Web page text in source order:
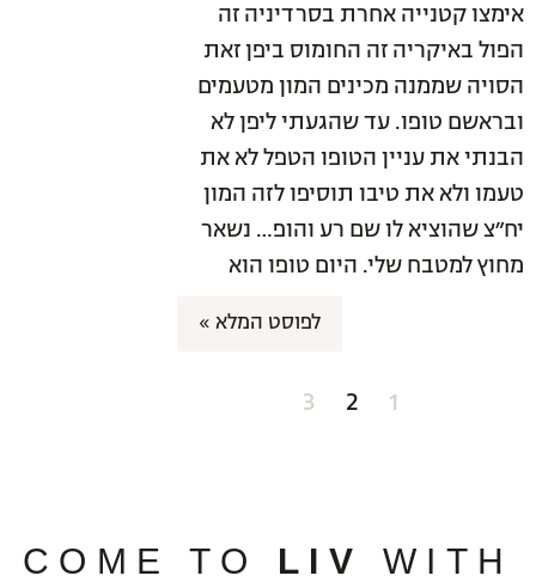
אימצו קטנייה אחרת בסרדיניה זה
הפול באיקריה זה החומוס ביפן זאת
הסויה שממנה מכינים המון מטעמים
ובראשם טופו. עד שהגעתי ליפן לא
הבנתי את עניין הטופו הטפל לא את
טעמו ולא את טיבו תוסיפו לזה המון
יח״צ שהוציא לו שם רע והופ… נשאר
מחוץ למטבח שלי. היום טופו הוא
לפוסט המלא »
1
2
3
COME TO LIV WITH